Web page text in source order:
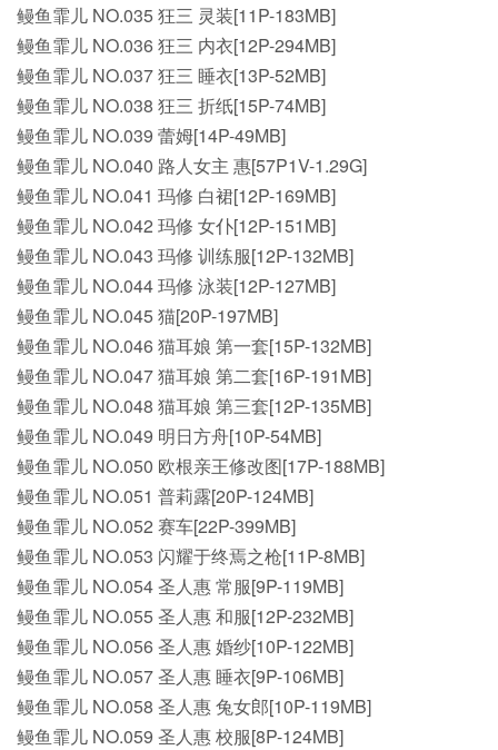
鳗鱼霏儿 NO.035 狂三 灵装[11P-183MB]
鳗鱼霏儿 NO.036 狂三 内衣[12P-294MB]
鳗鱼霏儿 NO.037 狂三 睡衣[13P-52MB]
鳗鱼霏儿 NO.038 狂三 折纸[15P-74MB]
鳗鱼霏儿 NO.039 蕾姆[14P-49MB]
鳗鱼霏儿 NO.040 路人女主 惠[57P1V-1.29G]
鳗鱼霏儿 NO.041 玛修 白裙[12P-169MB]
鳗鱼霏儿 NO.042 玛修 女仆[12P-151MB]
鳗鱼霏儿 NO.043 玛修 训练服[12P-132MB]
鳗鱼霏儿 NO.044 玛修 泳装[12P-127MB]
鳗鱼霏儿 NO.045 猫[20P-197MB]
鳗鱼霏儿 NO.046 猫耳娘 第一套[15P-132MB]
鳗鱼霏儿 NO.047 猫耳娘 第二套[16P-191MB]
鳗鱼霏儿 NO.048 猫耳娘 第三套[12P-135MB]
鳗鱼霏儿 NO.049 明日方舟[10P-54MB]
鳗鱼霏儿 NO.050 欧根亲王修改图[17P-188MB]
鳗鱼霏儿 NO.051 普莉露[20P-124MB]
鳗鱼霏儿 NO.052 赛车[22P-399MB]
鳗鱼霏儿 NO.053 闪耀于终焉之枪[11P-8MB]
鳗鱼霏儿 NO.054 圣人惠 常服[9P-119MB]
鳗鱼霏儿 NO.055 圣人惠 和服[12P-232MB]
鳗鱼霏儿 NO.056 圣人惠 婚纱[10P-122MB]
鳗鱼霏儿 NO.057 圣人惠 睡衣[9P-106MB]
鳗鱼霏儿 NO.058 圣人惠 兔女郎[10P-119MB]
鳗鱼霏儿 NO.059 圣人惠 校服[8P-124MB]